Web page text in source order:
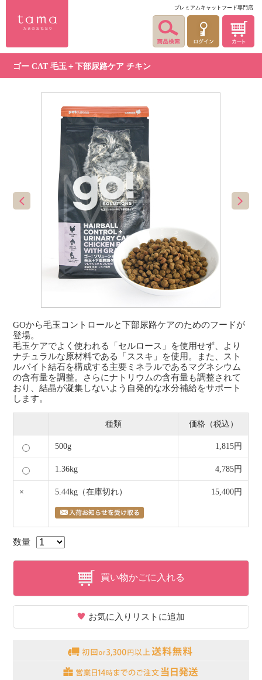
プレミアムキャットフード専門店
ゴー CAT 毛玉＋下部尿路ケア チキン
GOから毛玉コントロールと下部尿路ケアのためのフードが
登場。
毛玉ケアでよく使われる「セルロース」を使用せず、より
ナチュラルな原材料である「ススキ」を使用。また、スト
ルバイト結石を構成する主要ミネラルであるマグネシウム
の含有量を調整。さらにナトリウムの含有量も調整されて
おり、結晶が凝集しないよう自発的な水分補給をサポート
します。
種類 価格（税込）
500g 1,815円
1.36kg 4,785円
× 5.44kg （在庫切れ） 15,400円
数量
買い物かごに入れる
お気に入りリストに追加